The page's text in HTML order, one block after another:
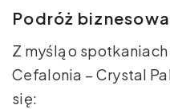
Podróż biznesowa
Z myślą o
Cefalonia – Crystal
się: